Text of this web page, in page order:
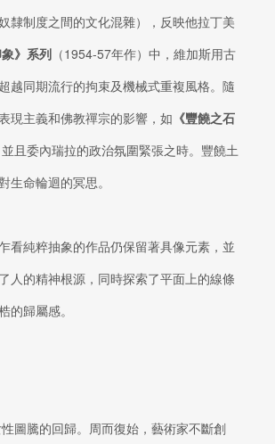
隸制度之間的文化混雜），反映他拉丁美
象》系列 （1954-57年作）中，維加斯用古
越同期流行的拘束及機械式重複風格。隨
現主義和佛教禪宗的影響，如 《豐饒之石
且委內瑞拉的政治氛圍緊張之時。豐饒土
命輪迴的冥思。
看純粹抽象的作品仍保留著具像元素，並
人的精神根源，同時探索了平面上的線條
的歸屬感。
圖騰的回歸。周而復始，藝術家不斷創